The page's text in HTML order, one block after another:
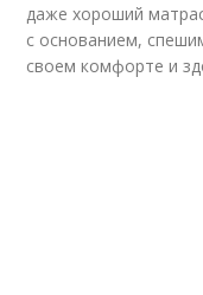
даже хороший
с основанием,
своем комфорте и